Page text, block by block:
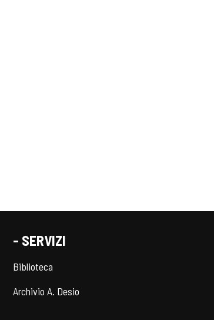
- SERVIZI
Biblioteca
Archivio A. Desio